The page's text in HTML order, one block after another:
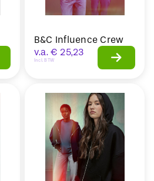
B&C Influence Crew
v.a. € 25,23
Incl. BTW